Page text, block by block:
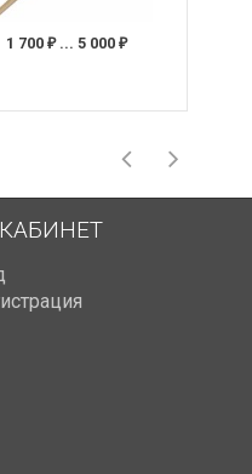
1 700 ₽... 5 000 ₽